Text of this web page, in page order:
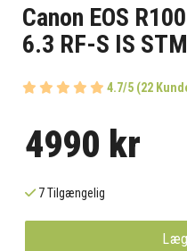
Canon EOS
6.3 RF-S IS
4.7/5 (22
4990 kr
7 Tilgængelig